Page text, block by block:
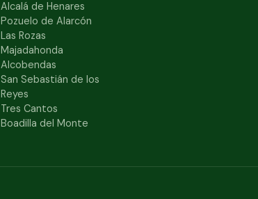
Alcalá de Henares
Pozuelo de Alarcón
Las Rozas
Majadahonda
Alcobendas
San Sebastián de los
Reyes
Tres Cantos
Boadilla del Monte